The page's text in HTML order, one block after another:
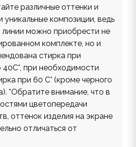
различные оттенки и
уникальные композиции, ведь
можно приобрести не
комплекте, но и
стирка при
при необходимости
при 60 С° (кроме черного
*Обратите внимание, что в
цветопередачи
оттенок изделия на экране
отличаться от